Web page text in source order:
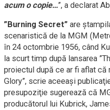
acum o copie…”, a declarat
”Burning Secret” are
scenaristică de la MGM
în 24 octombrie 1956, când
la scurt timp după lansarea
proiectul după ce ar fi aflat că
Glory”, scrie aceeaşi
presupoziţie sugerează că
producătorul lui Kubrick,